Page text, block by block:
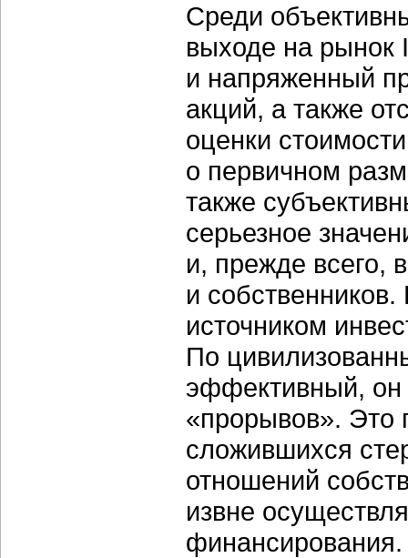
Среди
выходе на рынок
и напряженный
акций, а также
оценки
о первичном
также
серьезное
и, прежде всего,
и
источником
По
эффективный, он
«прорывов». Это
сложившихся
отношений
извне
финансирования.